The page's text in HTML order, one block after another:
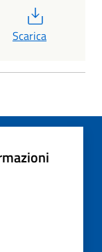
Scarica